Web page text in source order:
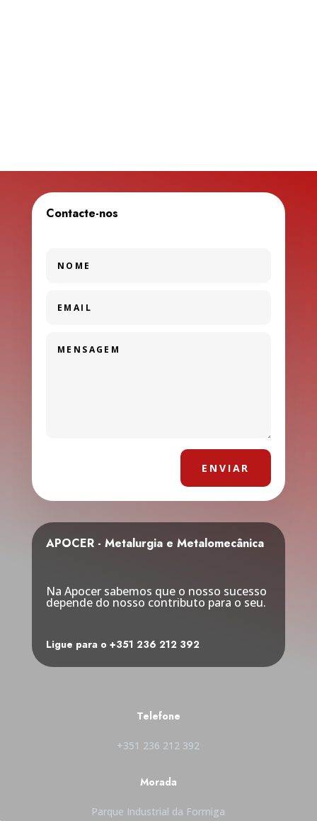
Contacte-nos
ENVIAR
APOCER - Metalurgia e Metalomecânica
Na Apocer sabemos que o nosso sucesso
depende do nosso contributo para o seu.
Ligue para o +351 236 212 392
Telefone
+351 236 212 392
Morada
Parque Industrial da Formiga